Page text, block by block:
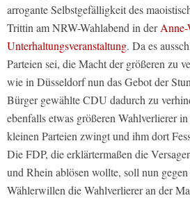
arrogante Selbstgefälligkeit des
Trittin am NRW-Wahlabend in der
Unterhaltungsveranstaltung. Da es
Parteien sei, die Macht der größeren zu
wie in Düsseldorf nun das Gebot der
Bürger gewählte CDU dadurch zu
ebenfalls etwas größeren Wahlverlierer
kleinen Parteien zwingt und ihm dort
Die FDP, die erklärtermaßen die
und Rhein ablösen wollte, soll nun
Wählerwillen die Wahlverlierer an der